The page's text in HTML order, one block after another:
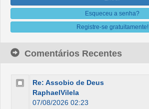
Esqueceu a senha?
Registre-se gratuitamente!
Comentários Recentes
Re: Assobio de Deus
RaphaelVilela
07/08/2026 02:23